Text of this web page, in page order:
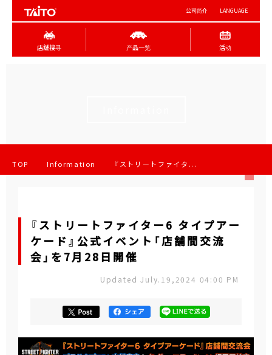
公司简介 LANGUAGE
店舖搜寻 产品一览 活动
TOP Information 『ストリートファイタ...
『ストリートファイター6 タイプアー
ケード』公式イベント「店舗間交流
会」を7月28日開催
Updated July.19,2024 04:00 PM